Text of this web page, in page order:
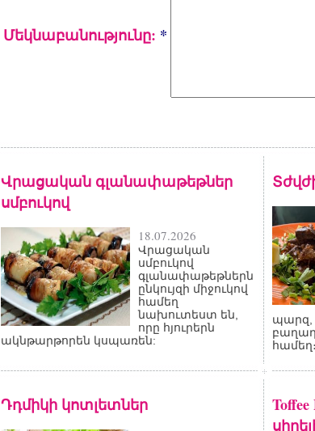
Մեկնաբանությունը: *
Վրացական գլանափաթեթներ
սմբուկով
18.07.2026
Վրացական
սմբուկով
գլանափաթեթներն
ընկույզի միջուկով
համեղ
նախուտեստ են,
որը հյուրերն
ակնթարթորեն կսպառեն:
պարզ,
համեղ։
Դդմիկի կոտլետներ